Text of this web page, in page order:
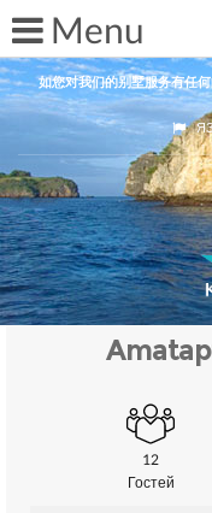
如您对我们的别墅服务有任
12
Гостей